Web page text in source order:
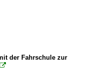
der Fahrschule zur
